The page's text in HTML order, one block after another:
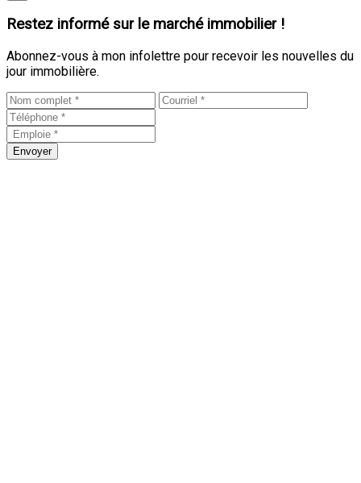
Restez informé sur le marché immobilier !
Abonnez-vous à mon infolettre pour recevoir les nouvelles du
jour immobilière.
Envoyer